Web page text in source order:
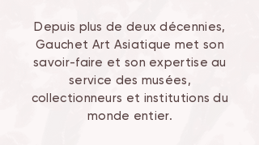
Depuis plus de deux décennies,
Gauchet Art Asiatique met son
savoir-faire et son expertise au
service des musées,
collectionneurs et institutions du
monde entier.